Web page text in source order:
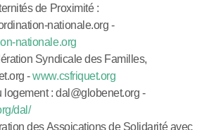
de Proximité :
nationale.org -
nationale.org
Syndicale des Familles,
-www.csfriquet.org
logement : dal@globenet.org -
dal/
des Assoications de Solidarité avec